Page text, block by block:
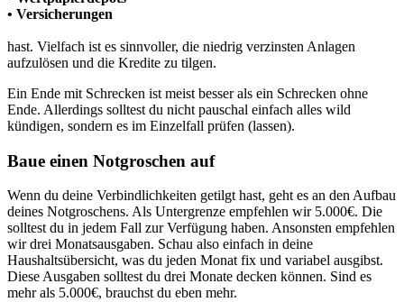
• Versicherungen
hast. Vielfach ist es sinnvoller, die niedrig verzinsten Anlagen
aufzulösen und die Kredite zu tilgen.
Ein Ende mit Schrecken ist meist besser als ein Schrecken ohne
Ende. Allerdings solltest du nicht pauschal einfach alles wild
kündigen, sondern es im Einzelfall prüfen (lassen).
Baue einen Notgroschen auf
Wenn du deine Verbindlichkeiten getilgt hast, geht es an den Aufbau
deines Notgroschens. Als Untergrenze empfehlen wir 5.000€. Die
solltest du in jedem Fall zur Verfügung haben. Ansonsten empfehlen
wir drei Monatsausgaben. Schau also einfach in deine
Haushaltsübersicht, was du jeden Monat fix und variabel ausgibst.
Diese Ausgaben solltest du drei Monate decken können. Sind es
mehr als 5.000€, brauchst du eben mehr.